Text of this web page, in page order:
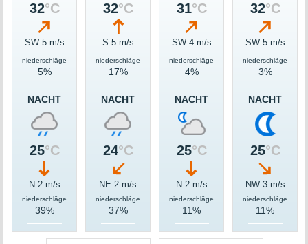
32°C
SW 5 m/s
niederschläge
5%
NACHT
25°C
N 2 m/s
niederschläge
39%
32°C
S 5 m/s
niederschläge
17%
NACHT
24°C
NE 2 m/s
niederschläge
37%
31°C
SW 4 m/s
niederschläge
4%
NACHT
25°C
N 2 m/s
niederschläge
11%
32°C
SW 5 m/s
niederschläge
3%
NACHT
25°C
NW 3 m/s
niederschläge
11%